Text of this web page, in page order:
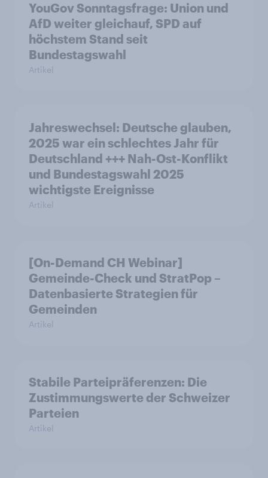
YouGov Sonntagsfrage: Union und
AfD weiter gleichauf, SPD auf
höchstem Stand seit
Bundestagswahl
Artikel
Jahreswechsel: Deutsche glauben,
2025 war ein schlechtes Jahr für
Deutschland +++ Nah-Ost-Konflikt
und Bundestagswahl 2025
wichtigste Ereignisse
Artikel
[On-Demand CH Webinar]
Gemeinde-Check und StratPop –
Datenbasierte Strategien für
Gemeinden
Artikel
Stabile Parteipräferenzen: Die
Zustimmungswerte der Schweizer
Parteien
Artikel